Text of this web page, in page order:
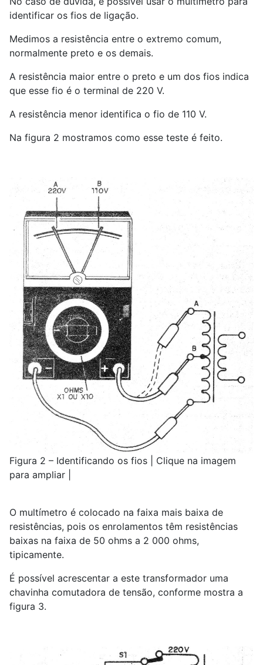
identificar os fios de ligação.
Medimos a resistência entre o extremo comum,
normalmente preto e os demais.
A resistência maior entre o preto e um dos fios indica
que esse fio é o terminal de 220 V.
A resistência menor identifica o fio de 110 V.
Na figura 2 mostramos como esse teste é feito.
Figura 2 – Identificando os fios | Clique na imagem
para ampliar |
O multímetro é colocado na faixa mais baixa de
resistências, pois os enrolamentos têm resistências
baixas na faixa de 50 ohms a 2 000 ohms,
tipicamente.
É possível acrescentar a este transformador uma
chavinha comutadora de tensão, conforme mostra a
figura 3.